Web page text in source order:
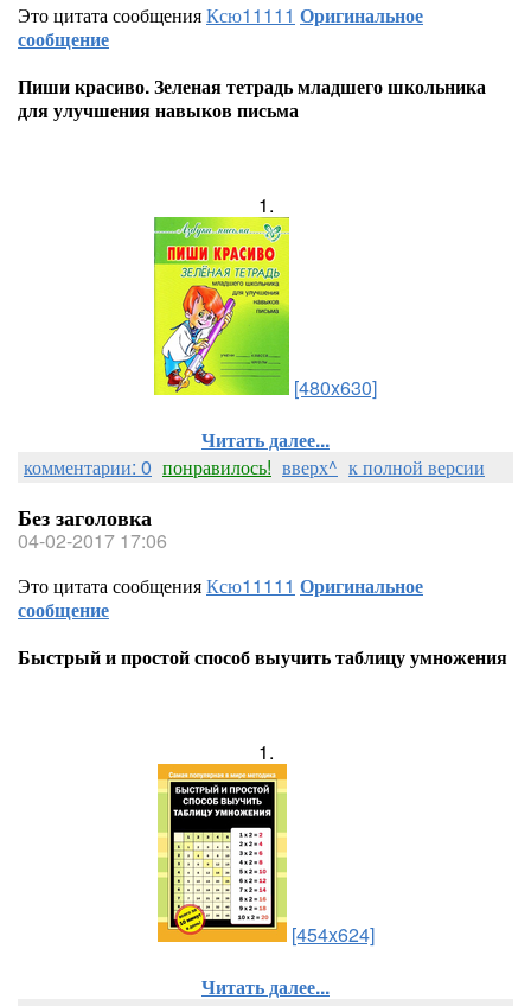
Это цитата сообщенияКсю11111 Оригинальное
сообщение
Пиши красиво. Зеленая тетрадь младшего школьника
для улучшения навыков письма
1.
[480x630]
Читать далее...
комментарии: 0 понравилось! вверх^ к полной версии
Без заголовка
04-02-2017 17:06
Это цитата сообщенияКсю11111 Оригинальное
сообщение
Быстрый и простой способ выучить таблицу умножения
1.
[454x624]
Читать далее...